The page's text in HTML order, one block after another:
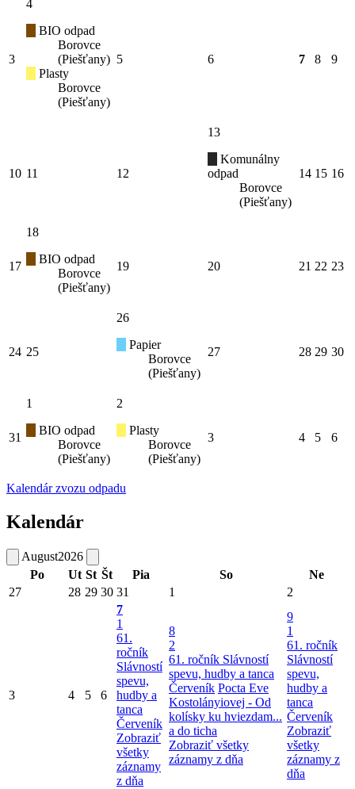
3
4
BIO odpad
Borovce
(Piešťany)
Plasty
Borovce
(Piešťany)
5 6 7 8 9
10 11 12
13
Komunálny
odpad
Borovce
(Piešťany)
14 15 16
17
18
BIO odpad
Borovce
(Piešťany)
19 20 21 22 23
24 25
26
Papier
Borovce
(Piešťany)
27 28 29 30
31
1
BIO odpad
Borovce
(Piešťany)
2
Plasty
Borovce
(Piešťany)
3 4 5 6
Kalendár zvozu odpadu
Kalendár
August2026
Po
Ut St Št Pia So
Ne
27
28 29 30 31 1 2
3 4 5 6
7
1
61.
ročník
Slávností
spevu,
hudby a
tanca
Červeník
Zobraziť
všetky
záznamy
z dňa
8
2
61. ročník Slávností
spevu, hudby a tanca
Červeník Pocta Eve
Kostolányiovej - Od
kolísky ku hviezdam...
a do ticha
Zobraziť všetky
záznamy z dňa
9
1
61. ročník
Slávností
spevu,
hudby a
tanca
Červeník
Zobraziť
všetky
záznamy z
dňa